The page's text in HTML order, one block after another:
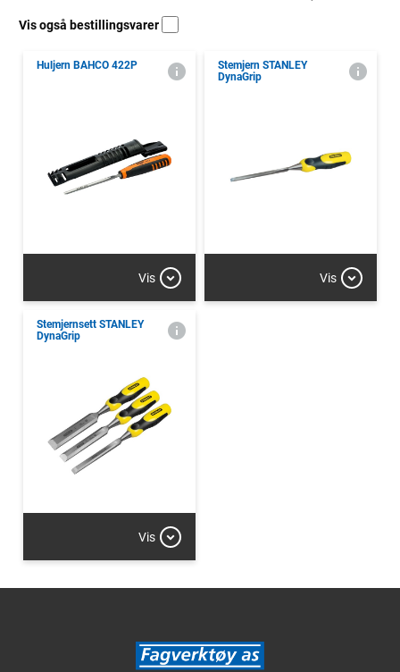
Vis også bestillingsvarer
Huljern BAHCO 422P
Vis
Stemjern STANLEY
DynaGrip
Vis
Stemjernsett STANLEY
DynaGrip
Vis